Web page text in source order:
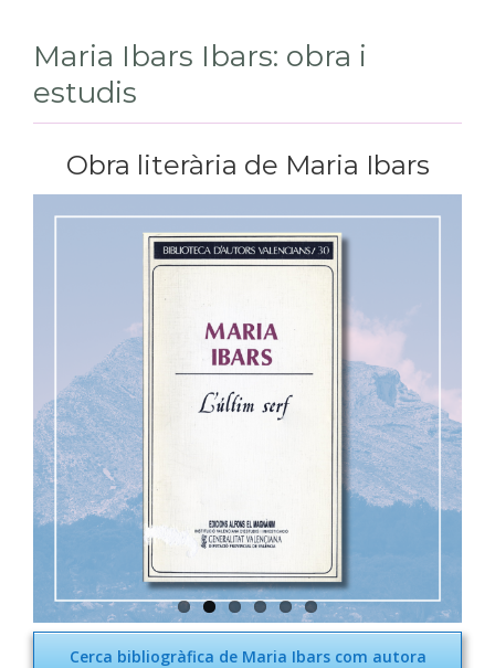
Maria Ibars Ibars: obra i
estudis
Obra literària de Maria Ibars
Cerca bibliogràfica de Maria Ibars com autora